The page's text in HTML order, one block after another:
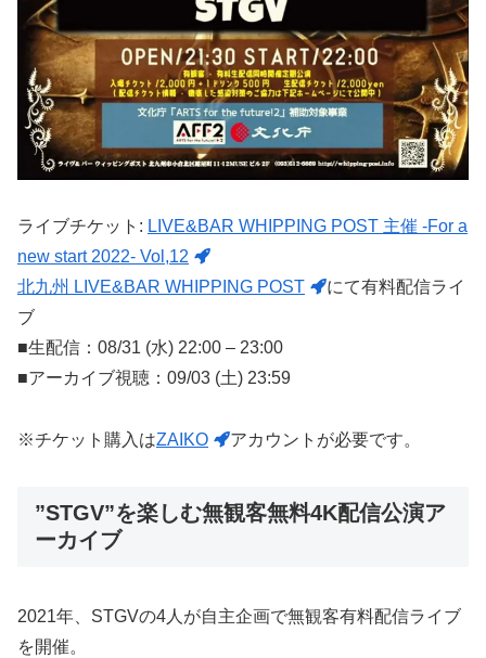
ライブチケット: LIVE&BAR WHIPPING POST 主催 -For a
new start 2022- Vol,12
北九州 LIVE&BAR WHIPPING POST
にて有料配信ライ
ブ
■生配信：08/31 (水) 22:00 – 23:00
■アーカイブ視聴：09/03 (土) 23:59
※チケット購入はZAIKO アカウントが必要です。
”STGV”を楽しむ無観客無料4K配信公演ア
ーカイブ
2021年、STGVの4人が自主企画で無観客有料配信ライブ
を開催。